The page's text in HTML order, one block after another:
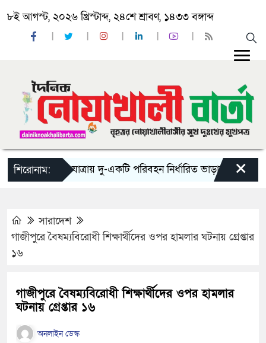
৮ই আগস্ট, ২০২৬ খ্রিস্টাব্দ, ২৪শে শ্রাবণ, ১৪৩৩ বঙ্গাব্দ
শিরোনাম:
‘ঈদ যাত্রায় দু-একটি পরিবহন নির্ধারিত ভাড়ার চেয়েও কম×
সারাদেশ
গাজীপুরে বৈষম্যবিরোধী শিক্ষার্থীদের ওপর হামলার ঘটনায় গ্রেপ্তার
১৬
গাজীপুরে বৈষম্যবিরোধী শিক্ষার্থীদের ওপর হামলার
ঘটনায় গ্রেপ্তার ১৬
অনলাইন ডেস্ক